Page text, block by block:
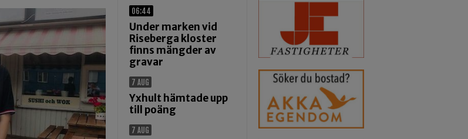
06:44
Under marken vid
Riseberga kloster
finns mängder av
gravar
7 AUG
Yxhult hämtade upp
till poäng
7 AUG